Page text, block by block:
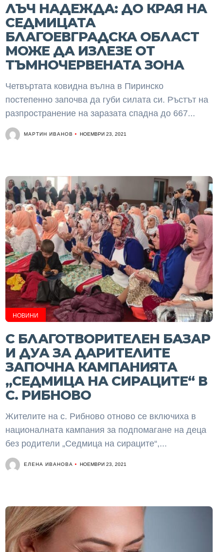
ЛЪЧ НАДЕЖДА: ДО КРАЯ НА
СЕДМИЦАТА
БЛАГОЕВГРАДСКА ОБЛАСТ
МОЖЕ ДА ИЗЛЕЗЕ ОТ
ТЪМНОЧЕРВЕНАТА ЗОНА
Четвъртата ковидна вълна в Пиринско
постепенно започва да губи силата си. Ръстът на
разпространение на заразата спадна до 667...
МАРТИН ИВАНОВ НОЕМВРИ 23, 2021
НОВИНИ
С БЛАГОТВОРИТЕЛЕН БАЗАР
И ДУА ЗА ДАРИТЕЛИТЕ
ЗАПОЧНА КАМПАНИЯТА
„СЕДМИЦА НА СИРАЦИТЕ“ В
С. РИБНОВО
Жителите на с. Рибново отново се включиха в
националната кампания за подпомагане на деца
без родители „Седмица на сираците“,...
ЕЛЕНА ИВАНОВА НОЕМВРИ 23, 2021